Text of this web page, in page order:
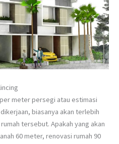
meter persegi atau estimasi
biasanya akan terlebih
tersebut. Apakah yang akan
60 meter, renovasi rumah 90